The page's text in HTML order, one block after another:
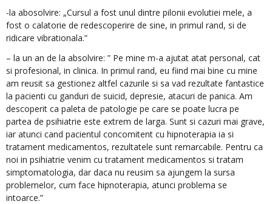
-la abosolvire: „Cursul a fost unul dintre pilonii evolutiei mele, a
fost o calatorie de redescoperire de sine, in primul rand, si de
ridicare vibrationala.”
– la un an de la absolvire: ” Pe mine m-a ajutat atat personal, cat
si profesional, in clinica. In primul rand, eu fiind mai bine cu mine
am reusit sa gestionez altfel cazurile si sa vad rezultate fantastice
la pacienti cu ganduri de suicid, depresie, atacuri de panica. Am
descoperit ca paleta de patologie pe care se poate lucra pe
partea de psihiatrie este extrem de larga. Sunt si cazuri mai grave,
iar atunci cand pacientul concomitent cu hipnoterapia ia si
tratament medicamentos, rezultatele sunt remarcabile. Pentru ca
noi in psihiatrie venim cu tratament medicamentos si tratam
simptomatologia, dar daca nu reusim sa ajungem la sursa
problemelor, cum face hipnoterapia, atunci problema se
intoarce.”